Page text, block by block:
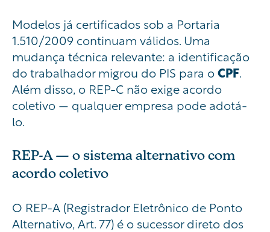
Modelos já certificados sob a Portaria
1.510/2009 continuam válidos. Uma
mudança técnica relevante: a identificação
do trabalhador migrou do PIS para oCPF.
Além disso, o REP-C não exige acordo
coletivo — qualquer empresa pode adotá-
lo.
REP-A — o sistema alternativo com
acordo coletivo
O REP-A (Registrador Eletrônico de Ponto
Alternativo, Art. 77) é o sucessor direto dos